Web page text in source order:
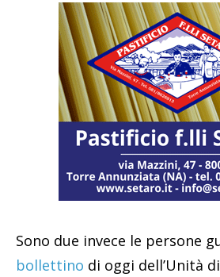
Sono due invece le persone
bollettino di oggi dell’Unità